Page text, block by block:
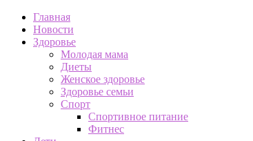
Главная
Новости
Здоровье
Молодая мама
Диеты
Женское здоровье
Здоровье семьи
Спорт
Спортивное питание
Фитнес